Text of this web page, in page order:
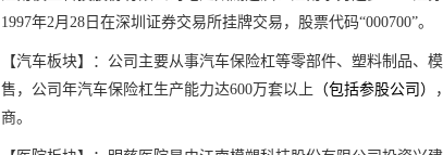
1997年2月28日在深圳证券交易所挂牌交易，股票代码“000700”。
【汽车板块】：公司主要从事汽车保险杠等零部件、塑料制品、
售，公司年汽车保险杠生产能力达600万套以上 （包括参股公司）
商。